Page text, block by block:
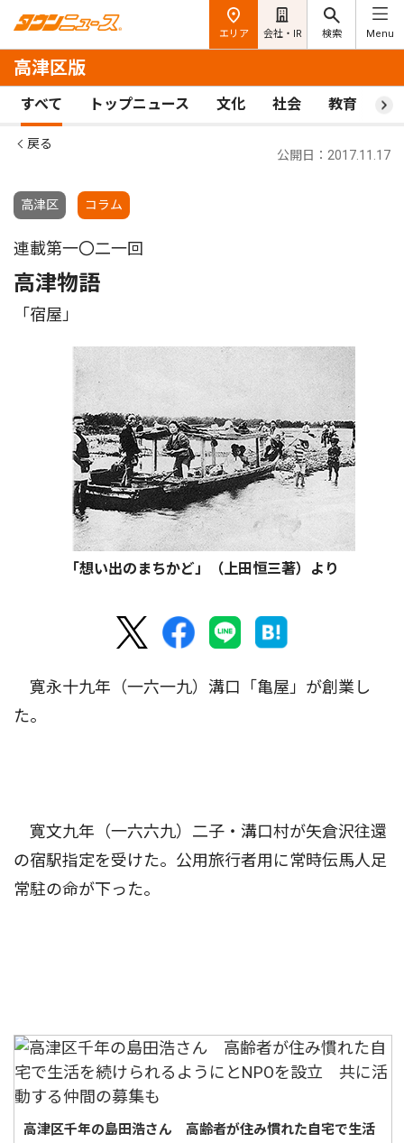
エリア 会社・IR 検索 Menu
高津区版
すべて トップニュース 文化 社会 教育 ス
戻る
高津区 コラム
公開日：2017.11.17
連載第一〇二一回
高津物語
「宿屋」
「想い出のまちかど」（上田恒三著）より
寛永十九年（一六一九）溝口「亀屋」が創業し
た。
寛文九年（一六六九）二子・溝口村が矢倉沢往還
の宿駅指定を受けた。公用旅行者用に常時伝馬人足
常駐の命が下った。
高津区千年の島田浩さん 高齢者が住み慣れた自宅で生活